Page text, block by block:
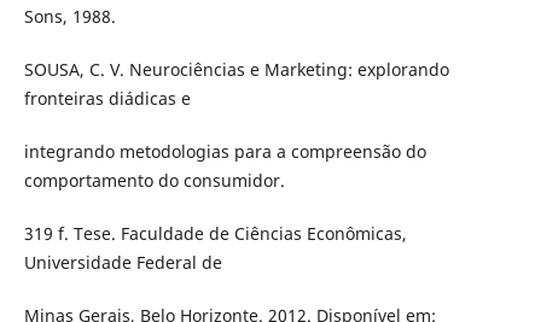
Sons, 1988.
SOUSA, C. V. Neurociências e Marketing: explorando
fronteiras diádicas e
integrando metodologias para a compreensão do
comportamento do consumidor.
319 f. Tese. Faculdade de Ciências Econômicas,
Universidade Federal de
Minas Gerais, Belo Horizonte. 2012. Disponível em: